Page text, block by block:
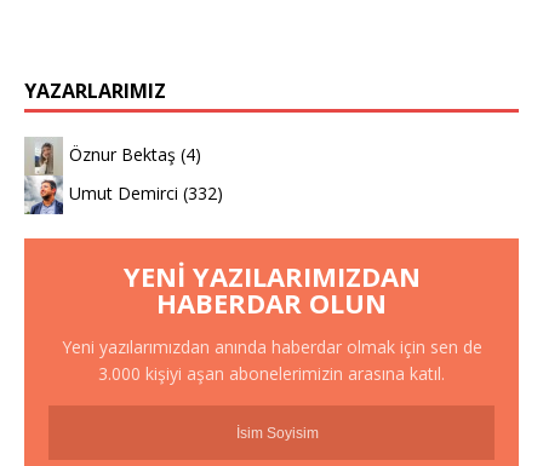
YAZARLARIMIZ
Öznur Bektaş (4)
Umut Demirci (332)
YENI YAZILARIMIZDAN
HABERDAR OLUN
Yeni yazılarımızdan anında haberdar olmak için sen de
3.000 kişiyi aşan abonelerimizin arasına katıl.